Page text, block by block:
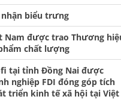
biểu trưng
Nam được trao Thương
chất lượng
tại tỉnh Đồng Nai được
nghiệp FDI đóng góp tích
triển kinh tế xã hội tại Việt